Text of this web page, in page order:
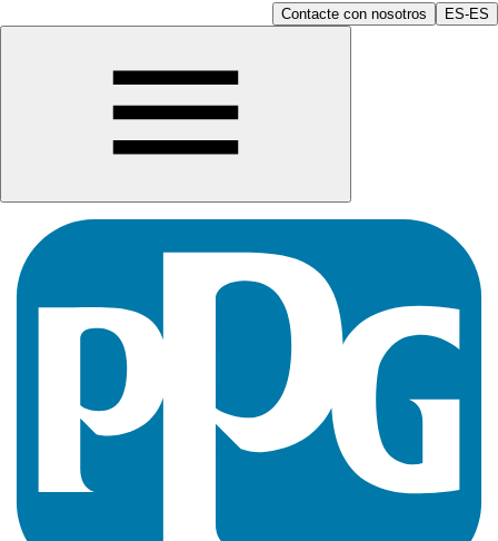
Contacte con nosotros ES-ES